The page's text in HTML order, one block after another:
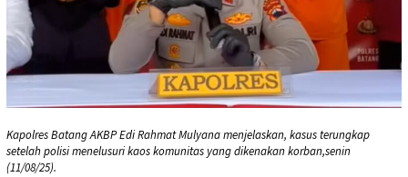
Kapolres Batang AKBP Edi Rahmat Mulyana menjelaskan, kasus terungkap
setelah polisi menelusuri kaos komunitas yang dikenakan korban,senin
(11/08/25).